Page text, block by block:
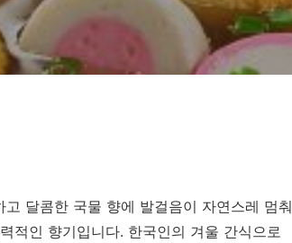
달콤한 국물 향에 발걸음이 자연스레 멈춰
적인 향기입니다. 한국인의 겨울 간식으로